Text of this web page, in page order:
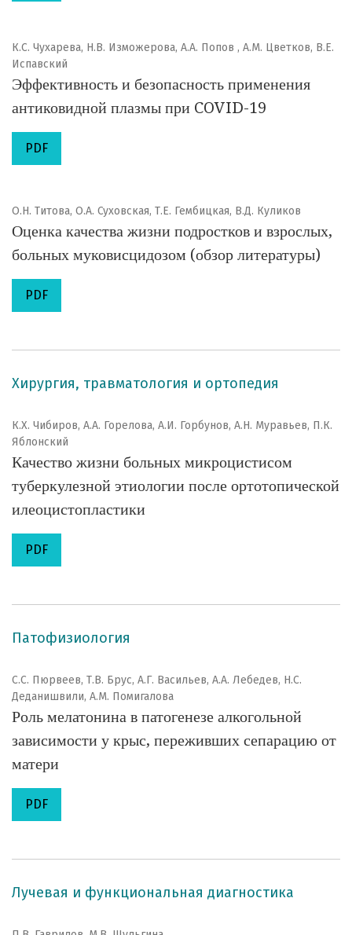
К.С. Чухарева, Н.В. Изможерова, А.А. Попов , А.М. Цветков, В.Е.
Испавский
Эффективность и безопасность применения
антиковидной плазмы при COVID-19
PDF
О.Н. Титова, О.А. Суховская, Т.Е. Гембицкая, В.Д. Куликов
Оценка качества жизни подростков и взрослых,
больных муковисцидозом (обзор литературы)
PDF
Хирургия, травматология и ортопедия
К.Х. Чибиров, А.А. Горелова, А.И. Горбунов, А.Н. Муравьев, П.К.
Яблонский
Качество жизни больных микроцистисом
туберкулезной этиологии после ортотопической
илеоцистопластики
PDF
Патофизиология
С.С. Пюрвеев, Т.В. Брус, А.Г. Васильев, А.А. Лебедев, Н.С.
Деданишвили, А.М. Помигалова
Роль мелатонина в патогенезе алкогольной
зависимости у крыс, переживших сепарацию от
матери
PDF
Лучевая и функциональная диагностика